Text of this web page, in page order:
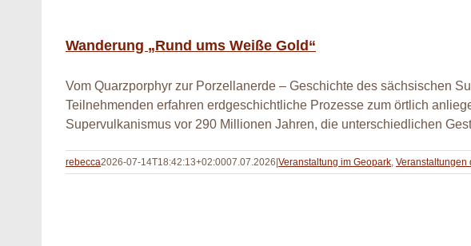
Wanderung „Rund ums Weiße Gold“
Vom Quarzporphyr zur Porzellanerde – Geschichte des sächsischen
Teilnehmenden erfahren erdgeschichtliche Prozesse zum örtlich
Supervulkanismus vor 290 Millionen Jahren, die unterschiedlichen
rebecca2026-07-14T18:42:13+02:0007.07.2026 Veranstaltung im Geopark, Veranstaltungen